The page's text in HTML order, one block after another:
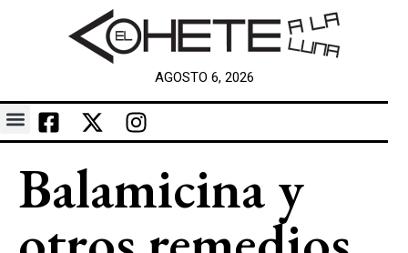
AGOSTO 6, 2026
Balamicina y